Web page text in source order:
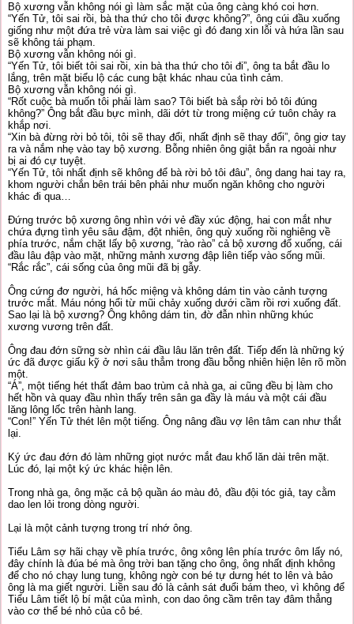
Bộ xương vẫn không nói gì làm sắc mặt của ông càng khó coi hơn.
“Yến Tử, tôi sai rồi, bà tha thứ cho tôi được không?”, ông cúi đầu xuống
giống như một đứa trẻ vừa làm sai việc gì đó đang xin lỗi và hứa lần sau
sẽ không tái phạm.
Bộ xương vẫn không nói gì.
“Yến Tử, tôi biết tôi sai rồi, xin bà tha thứ cho tôi đi”, ông ta bắt đầu lo
lắng, trên mặt biểu lộ các cung bật khác nhau của tình cảm.
Bộ xương vẫn không nói gì.
“Rốt cuộc bà muốn tôi phải làm sao? Tôi biết bà sắp rời bỏ tôi đúng
không?” Ông bắt đầu bực mình, dãi dớt từ trong miệng cứ tuôn chảy ra
khắp nơi.
“Xin bà đừng rời bỏ tôi, tôi sẽ thay đổi, nhất định sẽ thay đổi”, ông giơ tay
ra và nắm nhẹ vào tay bộ xương. Bỗng nhiên ông giật bắn ra ngoài như
bị ai đó cự tuyệt.
“Yến Tử, tôi nhất định sẽ không để bà rời bỏ tôi đâu”, ông dang hai tay ra,
khom người chắn bên trái bên phải như muốn ngăn không cho người
khác đi qua…
Đứng trước bộ xương ông nhìn với vẻ đầy xúc động, hai con mắt như
chứa đựng tình yêu sâu đậm, đột nhiên, ông quỳ xuống rồi nghiêng về
phía trước, nắm chặt lấy bộ xương, “rào rào” cả bộ xương đổ xuống, cái
đầu lâu đập vào mặt, những mảnh xương đập liên tiếp vào sống mũi.
“Rắc rắc”, cái sống của ông mũi đã bị gẫy.
Ông cứng đơ người, há hốc miệng và không dám tin vào cảnh tượng
trước mắt. Máu nóng hổi từ mũi chảy xuống dưới cầm rồi rơi xuống đất.
Sao lại là bộ xương? Ông không dám tin, đờ đẫn nhìn những khúc
xương vương trên đất.
Ông đau đớn sững sờ nhìn cái đầu lâu lăn trên đất. Tiếp đến là những ký
ức đã được giấu kỹ ở nơi sâu thẳm trong đầu bỗng nhiên hiện lên rõ mồn
một.
“Á”, một tiếng hét thất đảm bao trùm cả nhà ga, ai cũng đều bị làm cho
hết hồn và quay đầu nhìn thấy trên sân ga đầy là máu và một cái đầu
lăng lông lốc trên hành lang.
“Con!” Yến Tử thét lên một tiếng. Ông nâng đầu vợ lên tâm can như thắt
lại.
Ký ức đau đớn đó làm những giọt nước mắt đau khổ lăn dài trên mặt.
Lúc đó, lại một ký ức khác hiện lên.
Trong nhà ga, ông mặc cả bộ quần áo màu đỏ, đầu đội tóc giả, tay cằm
dao len lỏi trong dòng người.
Lại là một cảnh tượng trong trí nhớ ông.
Tiểu Lâm sợ hãi chạy về phía trước, ông xông lên phía trước ôm lấy nó,
đây chính là đúa bé mà ông trời ban tặng cho ông, ông nhất định không
để cho nó chạy lung tung, không ngờ con bé tự dưng hét to lên và bảo
ông là ma giết người. Liền sau đó là cảnh sát đuổi bám theo, vì không để
Tiểu Lâm tiết lộ bí mật của mình, con dao ông cầm trên tay đâm thẳng
vào cơ thể bé nhỏ của cô bé.